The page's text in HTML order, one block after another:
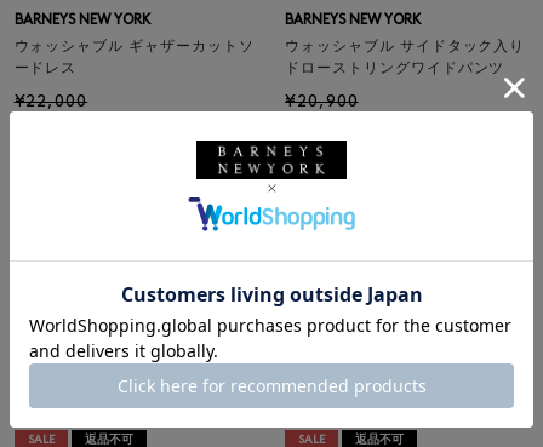
BARNEYS NEW YORK
ウォッシャブル ギャザーカットソ
ードレス
¥22,000
BARNEYS NEW YORK
ウォッシャブル サイドタック入り
ドローストリングワイドパンツ
¥20,900
SALE 返品不可 SALE 返品不可